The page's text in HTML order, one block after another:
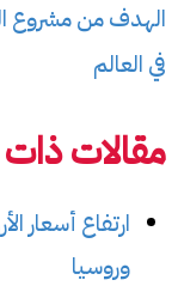
الهدف من مشروع
في العالم
مقالات
ارتفاع أسعار
وروسيا